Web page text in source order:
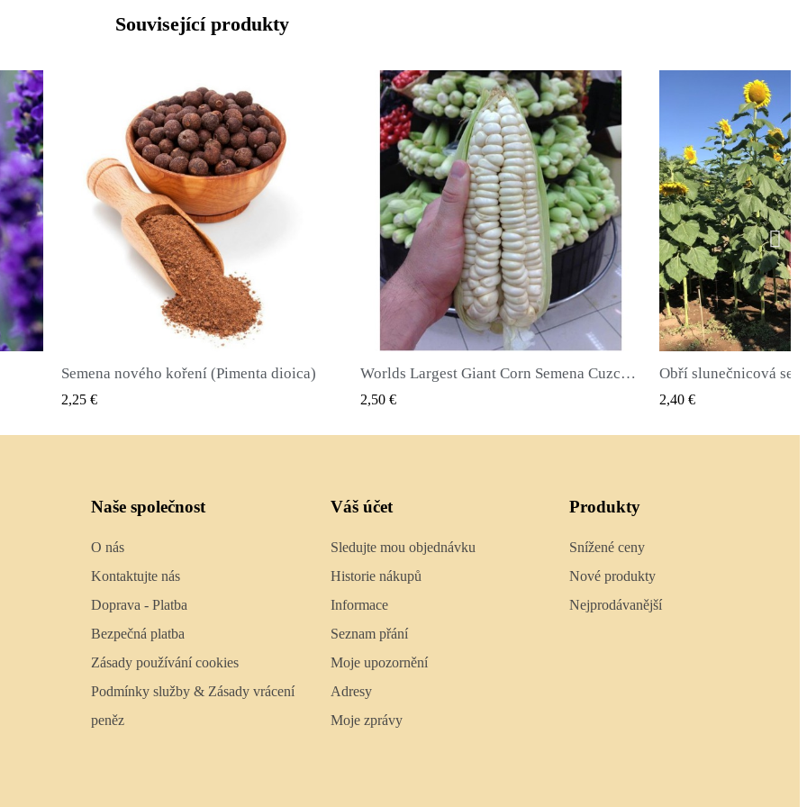
Související produkty
RYCHLÝ NÁHLED
Semena nového koření (Pimenta dioica)
2,25 €
RYCHLÝ NÁHLED Worlds Largest Giant Corn Semena Cuzco - Cusco
2,50 €
RYCHLÝ
2,40 €
Naše společnost
O nás
Kontaktujte nás
Doprava - Platba
Bezpečná platba
Zásady používání cookies
Podmínky služby & Zásady vrácení
peněz
Váš účet
Sledujte mou objednávku
Historie nákupů
Informace
Seznam přání
Moje upozornění
Adresy
Moje zprávy
Produkty
Snížené ceny
Nové produkty
Nejprodávanější